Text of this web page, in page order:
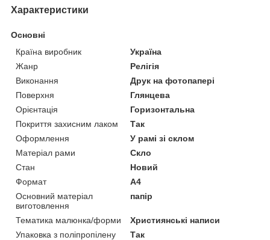
Характеристики
Основні
Країна виробник
Україна
Жанр
Релігія
Виконання
Друк на фотопапері
Поверхня
Глянцева
Орієнтація
Горизонтальна
Покриття захисним лаком
Так
Оформлення
У рамі зі склом
Матеріал рами
Скло
Стан
Новий
Формат
A4
Основний матеріал
виготовлення
папір
Тематика малюнка/форми
Християнські написи
Упаковка з поліпропілену
Так